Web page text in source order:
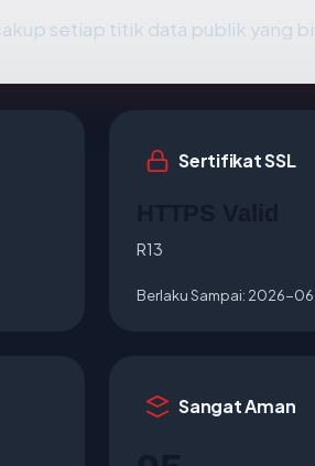
setiap titik data publik yang
Sertifikat SSL
R13
Berlaku Sampai: 2026-
Sangat Aman